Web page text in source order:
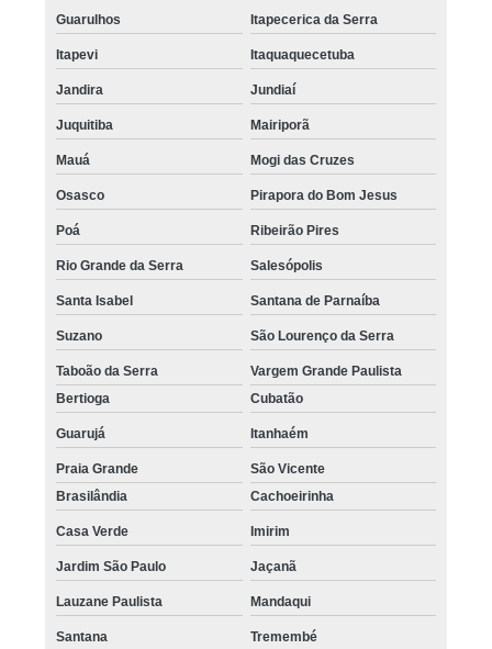
Guarulhos Itapecerica da Serra
Itapevi Itaquaquecetuba
Jandira Jundiaí
Juquitiba Mairiporã
Mauá Mogi das Cruzes
Osasco Pirapora do Bom Jesus
Poá Ribeirão Pires
Rio Grande da Serra Salesópolis
Santa Isabel Santana de Parnaíba
Suzano São Lourenço da Serra
Taboão da Serra
Vargem Grande Paulista
Bertioga
Cubatão
Guarujá Itanhaém
Praia Grande
São Vicente
Brasilândia
Cachoeirinha
Casa Verde Imirim
Jardim São Paulo Jaçanã
Lauzane Paulista Mandaqui
Santana Tremembé